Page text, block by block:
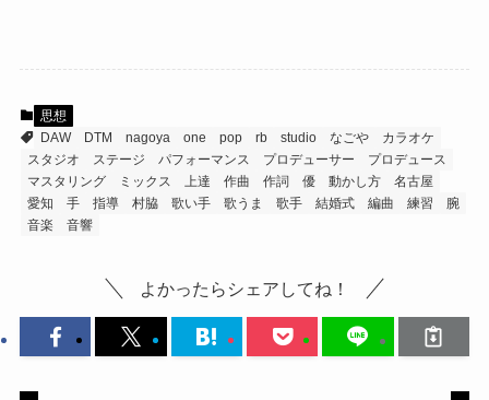
思想
DAW
DTM nagoya one pop rb studio なごや
カラオケ
スタジオ
ステージ パフォーマンス プロデューサー
プロデュース
マスタリング
ミックス 上達 作曲 作詞 優 動かし方
名古屋
愛知
手 指導 村脇 歌い手 歌うま 歌手 結婚式 編曲 練習
腕
音楽
音響
よかったらシェアしてね！